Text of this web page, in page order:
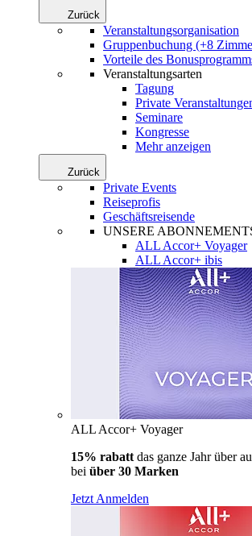
Zurück
Veranstaltungsorganisation
Gruppenbuchung (+8
Vorteile des
Veranstaltungsarten
Tagung
Private
Seminare
Kongresse
Mehr anzeigen
Zurück
Private Events
Reiseprofis
Geschäftsreisende
UNSERE
ALL Accor+ Voyager
ALL Accor+ ibis
ALL Accor+ Voyager
15% rabatt das ganze Jahr über
bei über 30 Marken
Jetzt Anmelden